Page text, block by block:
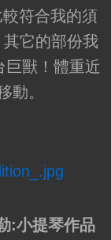
符合我的須
它的部份我
巨獸！體重近
動。
:小提琴作品